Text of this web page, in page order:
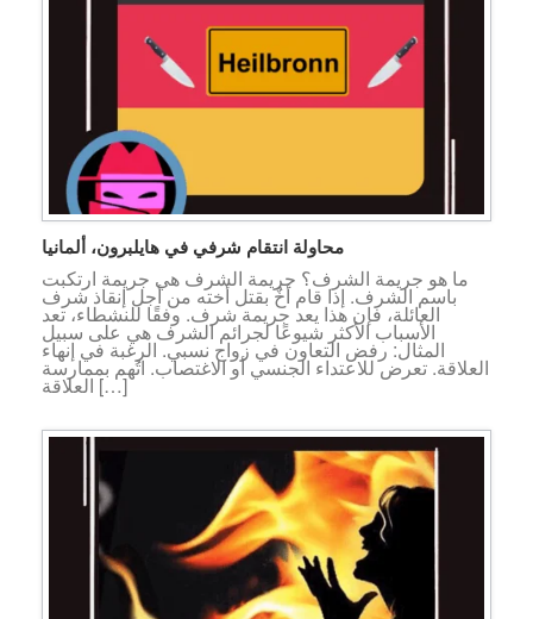
محاولة انتقام شرفي في هايلبرون، ألمانيا
ما هو جريمة الشرف؟ جريمة الشرف هي جريمة ارتكبت
باسم الشرف. إذا قام أخٌ بقتل أخته من أجل إنقاذ شرف
العائلة، فإن هذا يعد جريمة شرف. وفقًا للنشطاء، تعد
الأسباب الأكثر شيوعًا لجرائم الشرف هي على سبيل
المثال: رفض التعاون في زواج نسبي. الرغبة في إنهاء
العلاقة. تعرض للاعتداء الجنسي أو الاغتصاب. اتُهم بممارسة
العلاقة […]